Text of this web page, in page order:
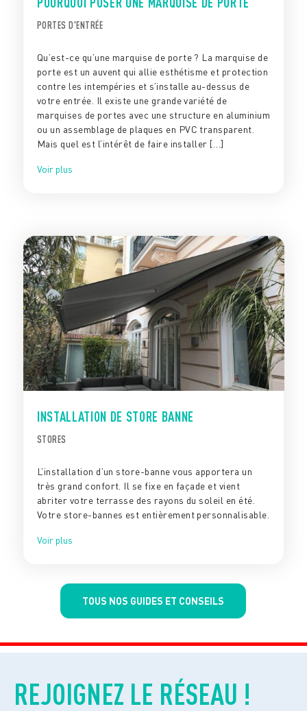
PORTES D'ENTRÉE
Qu’est-ce qu’une marquise de porte ? La marquise de
porte est un auvent qui allie esthétisme et protection
contre les intempéries et s’installe au-dessus de
votre entrée. Il existe une grande variété de
marquises de portes avec une structure en aluminium
ou un assemblage de plaques en PVC transparent.
Mais quel est l’intérêt de faire installer […]
Voir plus
INSTALLATION DE STORE BANNE
STORES
L’installation d’un store-banne vous apportera un
très grand confort. Il se fixe en façade et vient
abriter votre terrasse des rayons du soleil en été.
Votre store-bannes est entièrement personnalisable.
Voir plus
TOUS NOS GUIDES ET CONSEILS
REJOIGNEZ LE RÉSEAU !